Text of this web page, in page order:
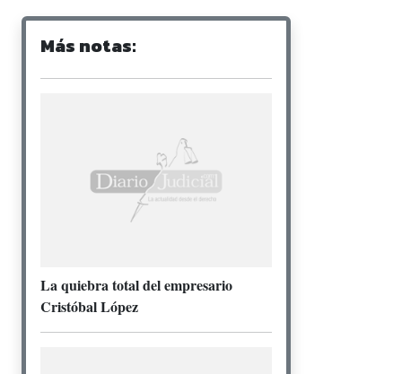
Más notas:
La quiebra total del empresario
Cristóbal López